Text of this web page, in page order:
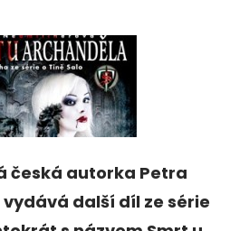
česká autorka Petra
další díl ze série